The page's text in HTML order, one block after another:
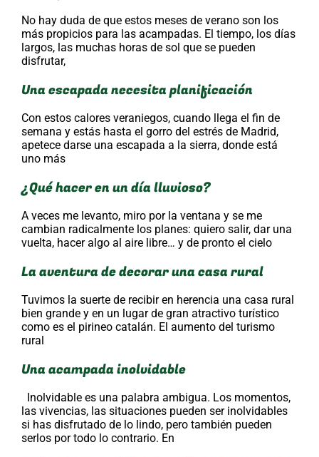
No hay duda de que estos meses de verano son los
más propicios para las acampadas. El tiempo, los días
largos, las muchas horas de sol que se pueden
disfrutar,
Una escapada necesita planificación
Con estos calores veraniegos, cuando llega el fin de
semana y estás hasta el gorro del estrés de Madrid,
apetece darse una escapada a la sierra, donde está
uno más
¿Qué hacer en un día lluvioso?
A veces me levanto, miro por la ventana y se me
cambian radicalmente los planes: quiero salir, dar una
vuelta, hacer algo al aire libre… y de pronto el cielo
La aventura de decorar una casa rural
Tuvimos la suerte de recibir en herencia una casa rural
bien grande y en un lugar de gran atractivo turístico
como es el pirineo catalán. El aumento del turismo
rural
Una acampada inolvidable
Inolvidable es una palabra ambigua. Los momentos,
las vivencias, las situaciones pueden ser inolvidables
si has disfrutado de lo lindo, pero también pueden
serlos por todo lo contrario. En